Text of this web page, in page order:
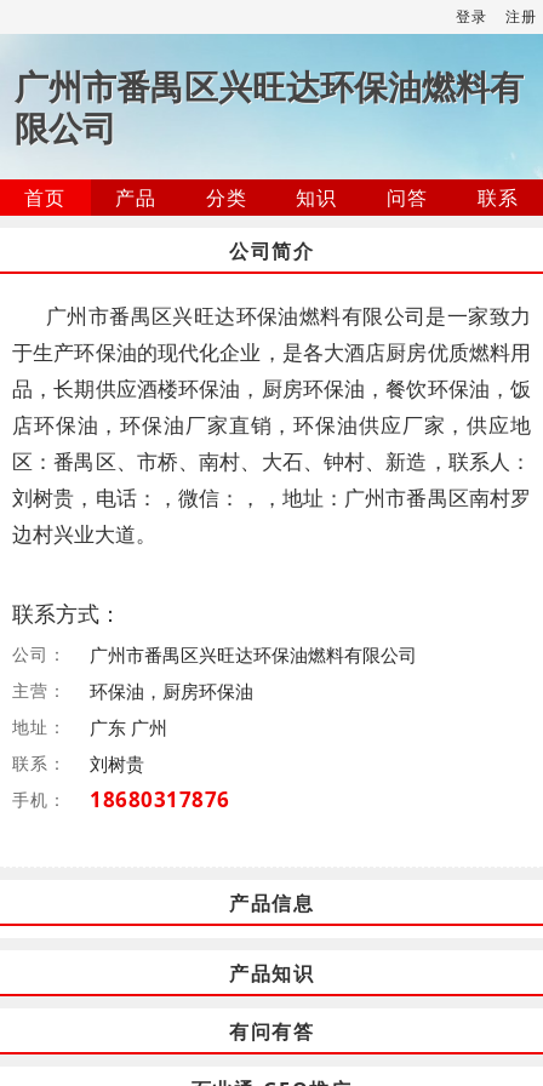
登录 注册
广州市番禺区兴旺达环保油燃料有
限公司
首页 产品 分类 知识 问答
联系
公司简介
广州市番禺区兴旺达环保油燃料有限公司是一家致力
于生产环保油的现代化企业，是各大酒店厨房优质燃料用
品，长期供应酒楼环保油，厨房环保油，餐饮环保油，饭
店环保油，环保油厂家直销，环保油供应厂家，供应地
区：番禺区、市桥、南村、大石、钟村、新造，联系人：
刘树贵，电话：，微信：，，地址：广州市番禺区南村罗
边村兴业大道。
联系方式：
公司： 广州市番禺区兴旺达环保油燃料有限公司
主营： 环保油，厨房环保油
地址： 广东 广州
联系： 刘树贵
手机： 18680317876
产品信息
产品知识
有问有答